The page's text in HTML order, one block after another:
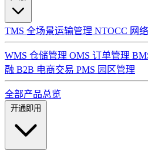
TMS 全场景运输管理 NTOCC 网
WMS 仓储管理 OMS 订单管理
融 B2B 电商交易 PMS 园区管理
全部产品总览